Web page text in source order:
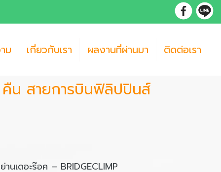
ม เกี่ยวกับเรา ผลงานที่ผ่านมา ติดต่อเรา
น สายการบินฟิลิปปินส์
เดอะร๊อค – BRIDGECLIMP